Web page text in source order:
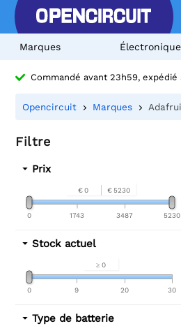
Marques Électronique
Commandé avant 23h59, expédié
Opencircuit Marques
Filtre
Prix
€ 0 € 5230
0 5230
1743 3487
Stock actuel
≥ 0
0 30
9 20
Type de batterie